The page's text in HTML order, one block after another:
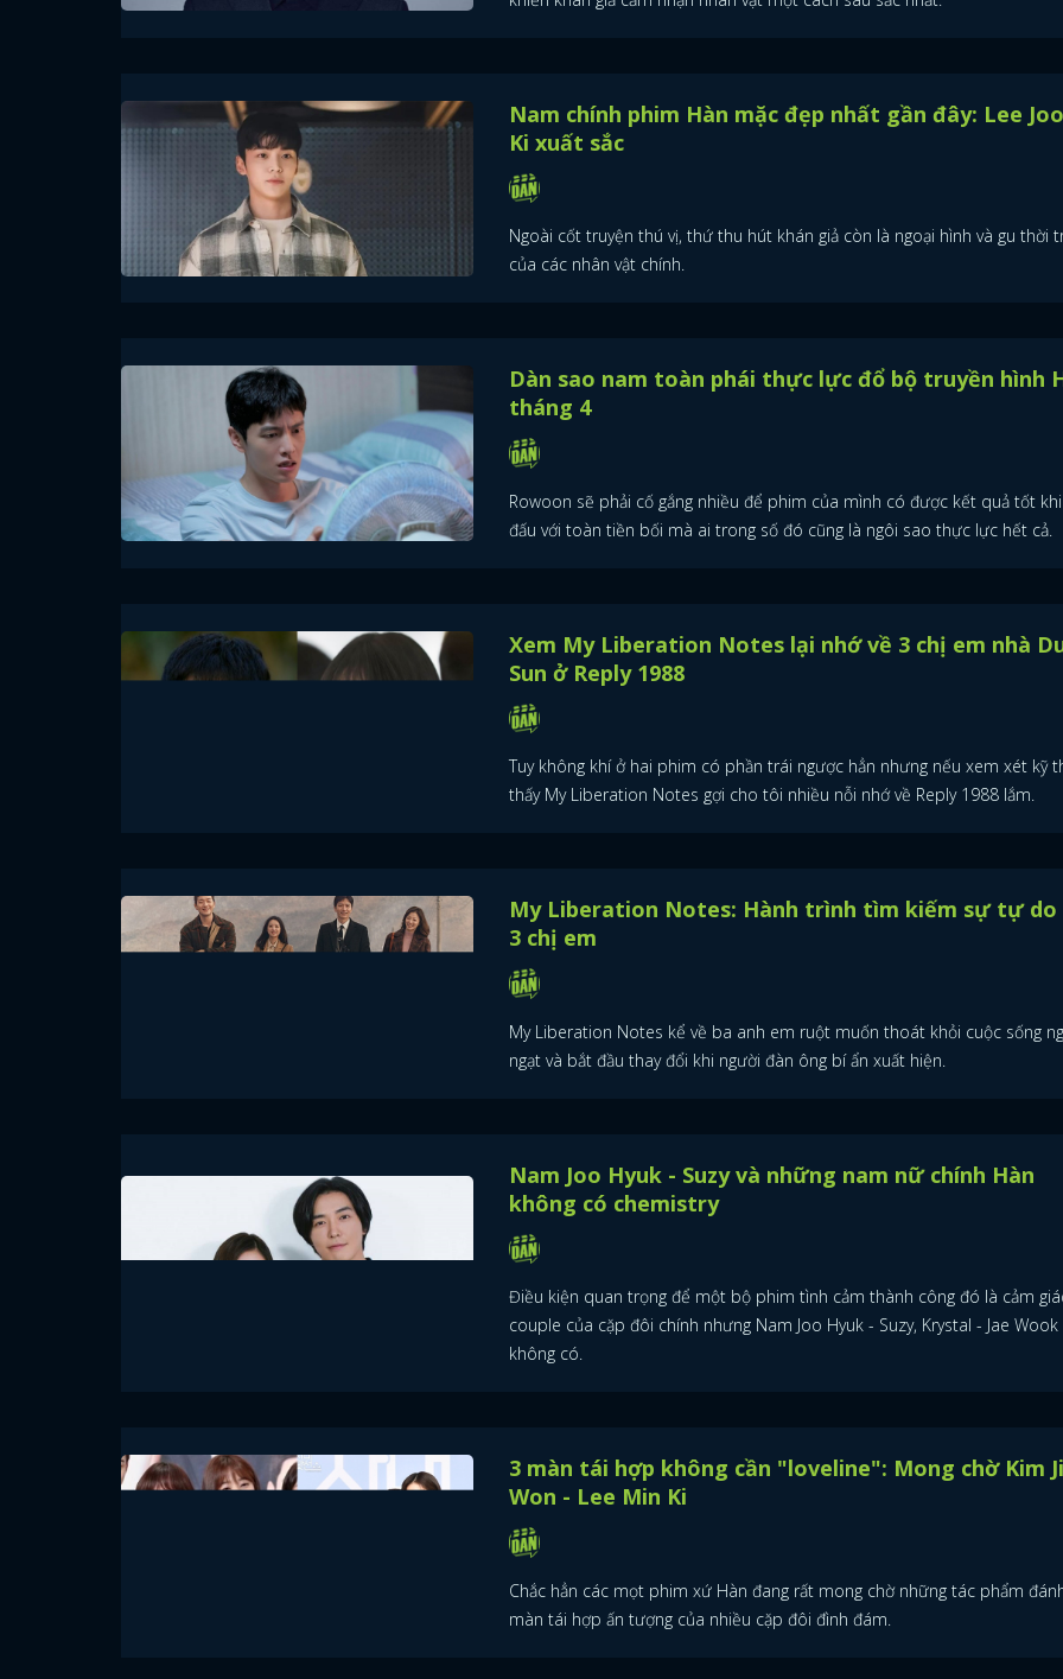
GOOGLE
Nam chính phim Hàn mặc đẹp nhất gần đây: Lee
Ki xuất sắc
Ngoài cốt truyện thú vị, thứ thu hút khán giả còn là ngoại hình và gu thời
của các nhân vật chính.
Dàn sao nam toàn phái thực lực đổ bộ truyền hình
tháng 4
Rowoon sẽ phải cố gắng nhiều để phim của mình có được kết quả tốt
đấu với toàn tiền bối mà ai trong số đó cũng là ngôi sao thực lực hết cả.
Xem My Liberation Notes lại nhớ về 3 chị em nhà
Sun ở Reply 1988
Tuy không khí ở hai phim có phần trái ngược hẳn nhưng nếu xem xét kỹ
thấy My Liberation Notes gợi cho tôi nhiều nỗi nhớ về Reply 1988 lắm.
My Liberation Notes: Hành trình tìm kiếm sự tự do
3 chị em
My Liberation Notes kể về ba anh em ruột muốn thoát khỏi cuộc sống
ngạt và bắt đầu thay đổi khi người đàn ông bí ẩn xuất hiện.
Nam Joo Hyuk - Suzy và những nam nữ chính Hàn
không có chemistry
Điều kiện quan trọng để một bộ phim tình cảm thành công đó là cảm
couple của cặp đôi chính nhưng Nam Joo Hyuk - Suzy, Krystal - Jae Wook
không có.
3 màn tái hợp không cần "loveline": Mong chờ Kim Ji
Won - Lee Min Ki
Chắc hẳn các mọt phim xứ Hàn đang rất mong chờ những tác phẩm
màn tái hợp ấn tượng của nhiều cặp đôi đình đám.